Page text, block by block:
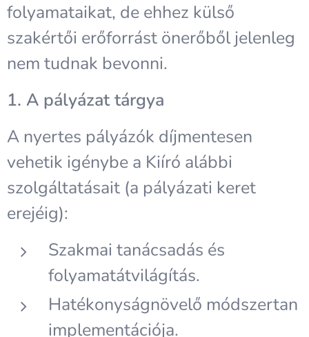
folyamataikat, de ehhez külső
szakértői erőforrást önerőből jelenleg
nem tudnak bevonni.
1. A pályázat tárgya
A nyertes pályázók díjmentesen
vehetik igénybe a Kiíró alábbi
szolgáltatásait (a pályázati keret
erejéig):
Szakmai tanácsadás és
folyamatátvilágítás.
Hatékonyságnövelő módszertan
implementációja.